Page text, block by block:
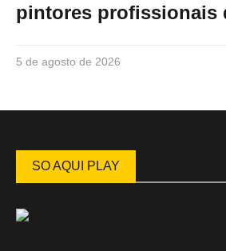
pintores profissionais
5 de agosto de 2026
SO AQUI PLAY